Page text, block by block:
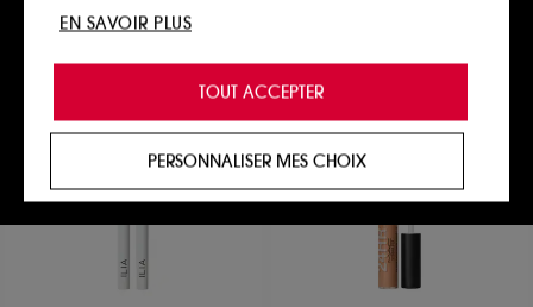
technique du site et ne peuvent être désactivés.
de vous offrir une expérience enrichie et
personnalisée en vous recommandant des
produits, des services et des contenus qui
proposer des offres promotionnelles adaptées à
votre profil.
Cookies réseaux sociaux et publicité :ils sont
utilisés pour vous présenter du contenu susceptible
de vous plaire via des publicités, y compris sur des
TOUT ACCEPTER
PERSONNALISER MES CHOIX
EN SAVOIR PLUS